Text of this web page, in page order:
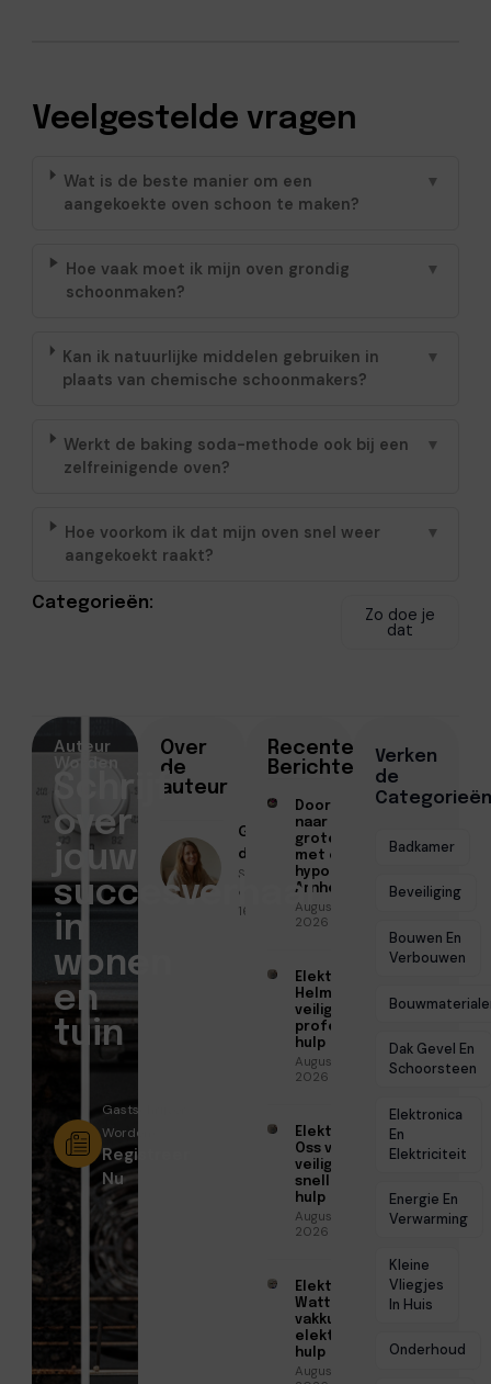
Veelgestelde vragen
Wat is de beste manier om een
aangekoekte oven schoon te maken?
▼
Hoe vaak moet ik mijn oven grondig
schoonmaken?
▼
Kan ik natuurlijke middelen gebruiken in
plaats van chemische schoonmakers?
▼
Werkt de baking soda-methode ook bij een
zelfreinigende oven?
▼
Hoe voorkom ik dat mijn oven snel weer
aangekoekt raakt?
▼
Categorieën:
Zo doe je
dat
Over
de
auteur
Geschreven
door
Sofia Mendes
● November
16, 2025
Recente
Berichten
Doorstromen
naar een
groter huis
met een
hypotheek in
Arnhem
Augustus 7,
2026
Elektricien
Helmond voor
veilige en
professionele
hulp
Augustus 6,
2026
Elektricien
Oss voor
veilige en
snelle
hulp
Augustus 6,
2026
Elektricien
Watt voor
vakkundige
elektrische
hulp
Augustus 5,
Verken
de
Categorieën
Badkamer
Beveiliging
Bouwen En
Verbouwen
Dak Gevel En
Schoorsteen
Elektronica
En
Elektriciteit
Energie En
Verwarming
Kleine
Vliegjes
In Huis
Onderhoud
Auteur
Worden
Schrijf
over
jouw
succesverhaal
in
wonen
en
tuin
Gastschrijver
Worden?
Registreer
Nu